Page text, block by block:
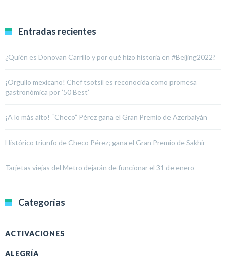
Entradas recientes
¿Quién es Donovan Carrillo y por qué hizo historia en #Beijing2022?
¡Orgullo mexicano! Chef tsotsil es reconocida como promesa
gastronómica por ’50 Best’
¡A lo más alto! “Checo” Pérez gana el Gran Premio de Azerbaiyán
Histórico triunfo de Checo Pérez; gana el Gran Premio de Sakhir
Tarjetas viejas del Metro dejarán de funcionar el 31 de enero
Categorías
ACTIVACIONES
ALEGRÍA